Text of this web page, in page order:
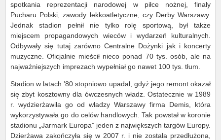
spotkania reprezentacji narodowej w piłce nożnej, finały
Pucharu Polski, zawody lekkoatletyczne, czy Derby Warszawy.
Jednak stadion pełnił nie tylko rolę sportową, był także
miejscem propagandowych wieców i wydarzeń kulturalnych.
Odbywały się tutaj zarówno Centralne Dożynki jak i koncerty
muzyczne. Oficjalnie mieścił nieco ponad 70 tys. osób, ale na
najważniejszych imprezach wypełniał go nawet 100 tys. tłum.
Stadion w latach ’80 stopniowo upadał, gdyż jego remont okazał
się zbyt kosztowny dla ówczesnych władz. Ostatecznie w 1989
r. wydzierżawiła go od władzy Warszawy firma Demis, która
wykorzystywała go do celów handlowych. Tak powstał w koronie
stadionu „Jarmark Europa” jeden z największych targów Europy.
Dzierżawa zakończyła się w 2007 r. i nie została przedłużona,